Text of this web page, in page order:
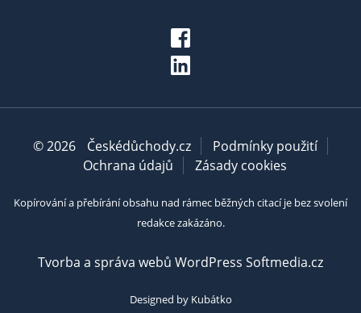
© 2026 Českédůchody.cz
Podmínky použití
Ochrana údajů
Zásady cookies
Kopírování a přebírání obsahu nad rámec běžných citací je bez svolení
redakce zakázáno.
Tvorba a správa webů WordPress Softmedia.cz
Designed by Kubátko